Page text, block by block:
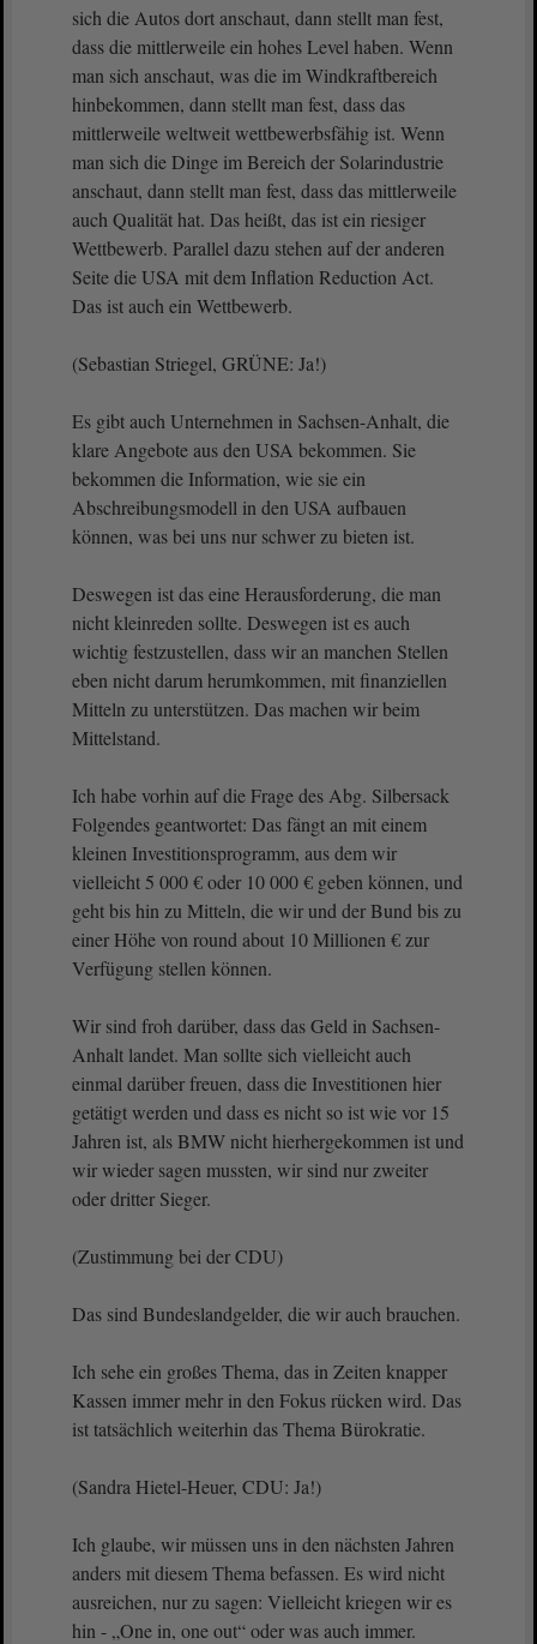
sich die Autos dort anschaut, dann stellt man fest,
dass die mittlerweile ein hohes Level haben. Wenn
man sich anschaut, was die im Windkraftbereich
hinbekommen, dann stellt man fest, dass das
mittlerweile weltweit wettbewerbsfähig ist. Wenn
man sich die Dinge im Bereich der Solarindustrie
anschaut, dann stellt man fest, dass das mittlerweile
auch Qualität hat. Das heißt, das ist ein riesiger
Wettbewerb. Parallel dazu stehen auf der anderen
Seite die USA mit dem Inflation Reduction Act.
Das ist auch ein Wettbewerb.
(Sebastian Striegel, GRÜNE: Ja!)
Es gibt auch Unternehmen in Sachsen-Anhalt, die
klare Angebote aus den USA bekommen. Sie
bekommen die Information, wie sie ein
Abschreibungsmodell in den USA aufbauen
können, was bei uns nur schwer zu bieten ist.
Deswegen ist das eine Herausforderung, die man
nicht kleinreden sollte. Deswegen ist es auch
wichtig festzustellen, dass wir an manchen Stellen
eben nicht darum herumkommen, mit finanziellen
Mitteln zu unterstützen. Das machen wir beim
Mittelstand.
Ich habe vorhin auf die Frage des Abg. Silbersack
Folgendes geantwortet: Das fängt an mit einem
kleinen Investitionsprogramm, aus dem wir
vielleicht 5 000 € oder 10 000 € geben können, und
geht bis hin zu Mitteln, die wir und der Bund bis zu
einer Höhe von round about 10 Millionen € zur
Verfügung stellen können.
Wir sind froh darüber, dass das Geld in Sachsen-
Anhalt landet. Man sollte sich vielleicht auch
einmal darüber freuen, dass die Investitionen hier
getätigt werden und dass es nicht so ist wie vor 15
Jahren ist, als BMW nicht hierhergekommen ist und
wir wieder sagen mussten, wir sind nur zweiter
oder dritter Sieger.
(Zustimmung bei der CDU)
Das sind Bundeslandgelder, die wir auch brauchen.
Ich sehe ein großes Thema, das in Zeiten knapper
Kassen immer mehr in den Fokus rücken wird. Das
ist tatsächlich weiterhin das Thema Bürokratie.
(Sandra Hietel-Heuer, CDU: Ja!)
Ich glaube, wir müssen uns in den nächsten Jahren
anders mit diesem Thema befassen. Es wird nicht
ausreichen, nur zu sagen: Vielleicht kriegen wir es
hin - „One in, one out“ oder was auch immer.